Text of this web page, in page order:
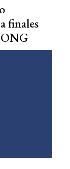
finales